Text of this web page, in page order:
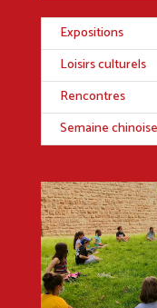
Expositions
Loisirs culturels
Rencontres
Semaine chinoise